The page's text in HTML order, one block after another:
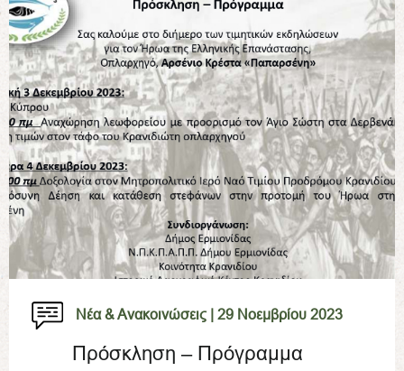
Νέα & Ανακοινώσεις | 29 Νοεμβρίου 2023
Πρόσκληση – Πρόγραμμα